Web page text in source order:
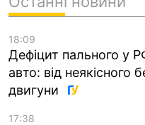
18:09
Дефіцит пального у
авто: від
двигуни
17:38